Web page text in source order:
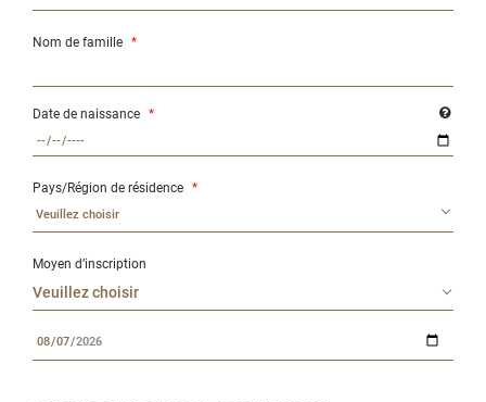
Nom de famille *
Date de naissance *
Pays/Région de résidence *
Veuillez choisir
Moyen d’inscription